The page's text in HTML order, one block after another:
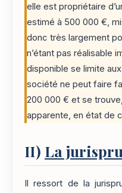
elle est propriétaire
estimé à 500 000 €,
donc très largement
n’étant pas réalisable
disponible se limite
société ne peut faire
200 000 € et se
apparente, en état de
II) La
Il ressort de la